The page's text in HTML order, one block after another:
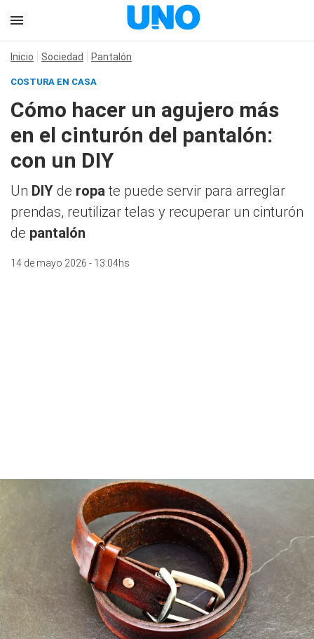
Inicio Sociedad Pantalón
COSTURA EN CASA
Cómo hacer un agujero más
en el cinturón del pantalón:
con un DIY
Un DIY de ropa te puede servir para arreglar
prendas, reutilizar telas y recuperar un cinturón
de pantalón
14 de mayo 2026 - 13:04hs